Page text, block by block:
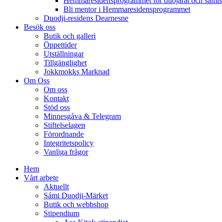
Bli mentor i Hemmaresidensprogrammet
Duodji-residens Dearnesne
Besök oss
Butik och galleri
Öppettider
Utställningar
Tillgänglighet
Jokkmokks Marknad
Om Oss
Om oss
Kontakt
Stöd oss
Minnesgåva & Telegram
Stiftelselagen
Förordnande
Integritetspolicy
Vanliga frågor
Hem
Vårt arbete
Aktuellt
Sámi Duodji-Märket
Butik och webbshop
Stipendium